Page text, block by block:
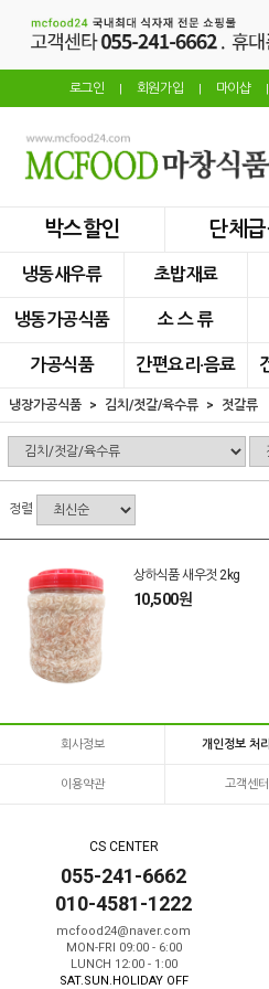
로그인 회원가입 마이샵
박스할인 단체
냉동새우류 초밥재료
냉동가공식품 소 스 류
가공식품 간편요리·음료
냉장가공식품 김치/젓갈/육수류 젓갈류
정렬
상하식품 새우젓 2kg
10,500원
회사정보 개인정보 처
이용약관 고객센터
CS CENTER
055-241-6662
010-4581-1222
mcfood24@naver.com
MON-FRI 09:00 - 6:00
LUNCH 12:00 - 1:00
SAT.SUN.HOLIDAY OFF